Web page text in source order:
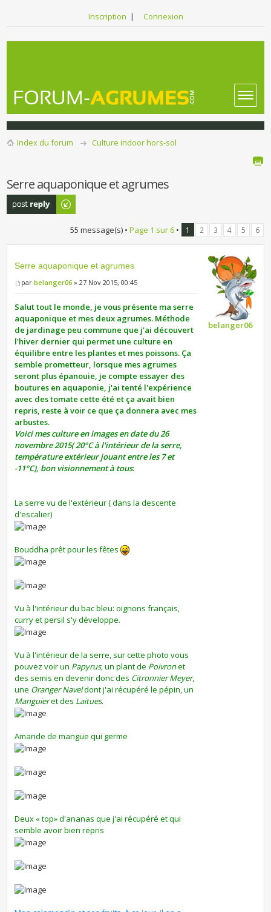
Inscription | Connexion
Index du forum Culture indoor hors-sol
Serre aquaponique et agrumes
Publier une
réponse
55 message(s) • Page 1 sur 6• 1 2 3 4 5 6
Serre aquaponique et agrumes
parbelanger06 » 27 Nov 2015, 00:45
Salut tout le monde, je vous présente ma serre
aquaponique et mes deux agrumes. Méthode
de jardinage peu commune que j'ai découvert
l'hiver dernier qui permet une culture en
équilibre entre les plantes et mes poissons. Ça
semble prometteur, lorsque mes agrumes
seront plus épanouie, je compte essayer des
boutures en aquaponie, j'ai tenté l'expérience
avec des tomate cette été et ça avait bien
repris, reste à voir ce que ça donnera avec mes
arbustes.
Voici mes culture en images en date du 26
novembre 2015( 20°C à l'intérieur de la serre,
température extérieur jouant entre les 7 et
-11°C), bon visionnement à tous:
La serre vu de l'extérieur ( dans la descente
d'escalier)
Bouddha prêt pour les fêtes
Vu à l'intérieur du bac bleu: oignons français,
curry et persil s'y développe.
Vu à l'intérieur de la serre, sur cette photo vous
pouvez voir un Papyrus, un plant de Poivronet
des semis en devenir donc des Citronnier Meyer,
une Oranger Naveldont j'ai récupéré le pépin, un
Manguieret des Laitues.
Amande de mangue qui germe
Deux « top» d'ananas que j'ai récupéré et qui
semble avoir bien repris
belanger06